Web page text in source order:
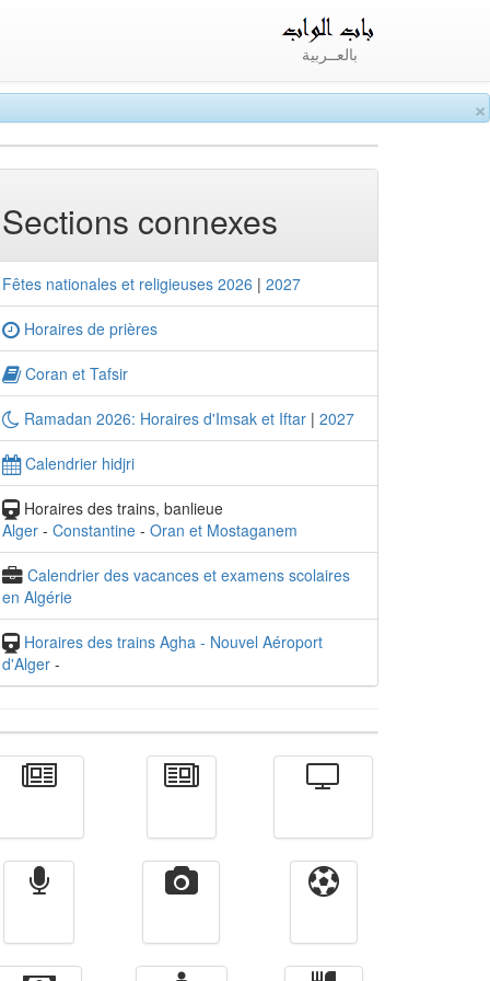
×
بالعــربية
Sections connexes
Fêtes nationales et religieuses 2026 | 2027
Horaires de prières
Coran et Tafsir
Ramadan 2026: Horaires d'Imsak et Iftar | 2027
Calendrier hidjri
Horaires des trains, banlieue
Alger - Constantine - Oran et Mostaganem
Calendrier des vacances et examens scolaires
en Algérie
Horaires des trains Agha - Nouvel Aéroport
d'Alger -